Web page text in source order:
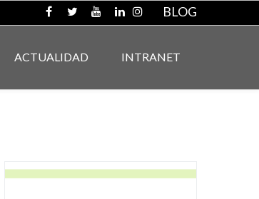
BLOG
ACTUALIDAD INTRANET